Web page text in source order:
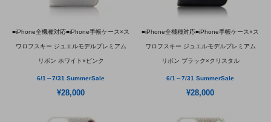
■iPhone全機種対応■iPhone手帳ケース×ス
ワロフスキー ジュエルモデルプレミアム
リボン ホワイト×ピンク
6/1～7/31 SummerSale
¥28,000
■iPhone全機種対応■iPhone手帳ケース×ス
ワロフスキー ジュエルモデルプレミアム
リボン ブラック×クリスタル
6/1～7/31 SummerSale
¥28,000